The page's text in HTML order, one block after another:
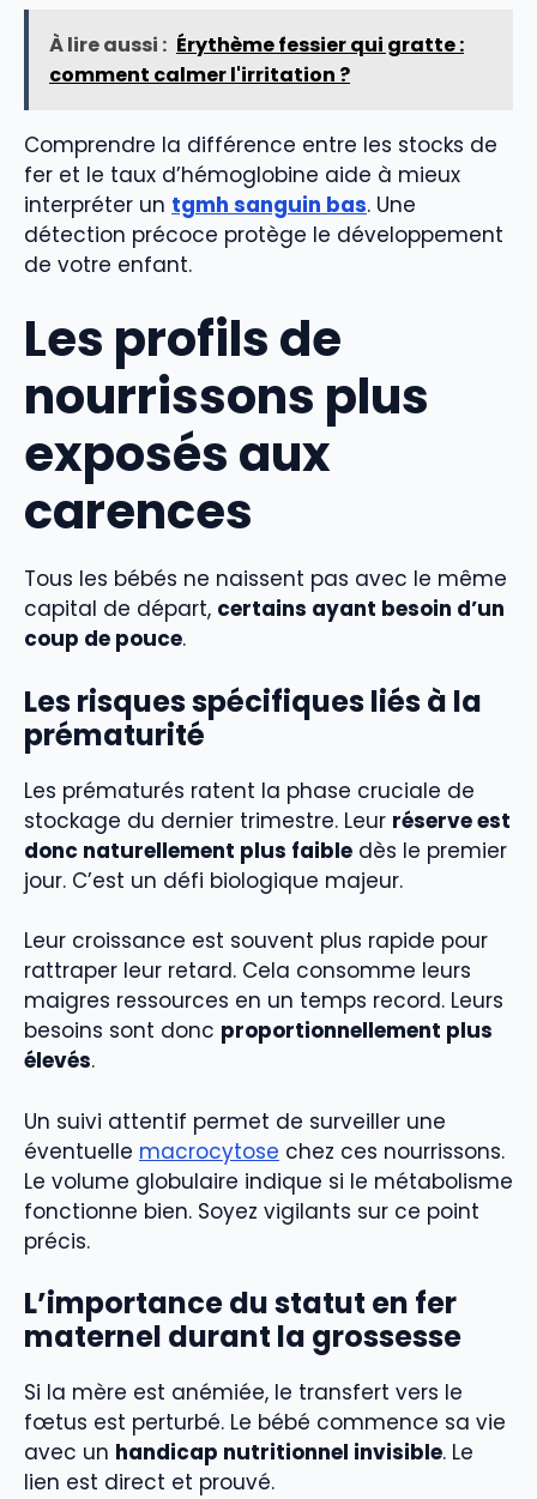
À lire aussi : Érythème fessier qui gratte :
comment calmer l'irritation ?
Comprendre la différence entre les stocks de
fer et le taux d’hémoglobine aide à mieux
interpréter un tgmh sanguin bas. Une
détection précoce protège le développement
de votre enfant.
Les profils de
nourrissons plus
exposés aux
carences
Tous les bébés ne naissent pas avec le même
capital de départ, certains ayant besoin d’un
coup de pouce.
Les risques spécifiques liés à la
prématurité
Les prématurés ratent la phase cruciale de
stockage du dernier trimestre. Leur réserve est
donc naturellement plus faible dès le premier
jour. C’est un défi biologique majeur.
Leur croissance est souvent plus rapide pour
rattraper leur retard. Cela consomme leurs
maigres ressources en un temps record. Leurs
besoins sont donc proportionnellement plus
élevés.
Un suivi attentif permet de surveiller une
éventuelle macrocytose chez ces nourrissons.
Le volume globulaire indique si le métabolisme
fonctionne bien. Soyez vigilants sur ce point
précis.
L’importance du statut en fer
maternel durant la grossesse
Si la mère est anémiée, le transfert vers le
fœtus est perturbé. Le bébé commence sa vie
avec un handicap nutritionnel invisible. Le
lien est direct et prouvé.